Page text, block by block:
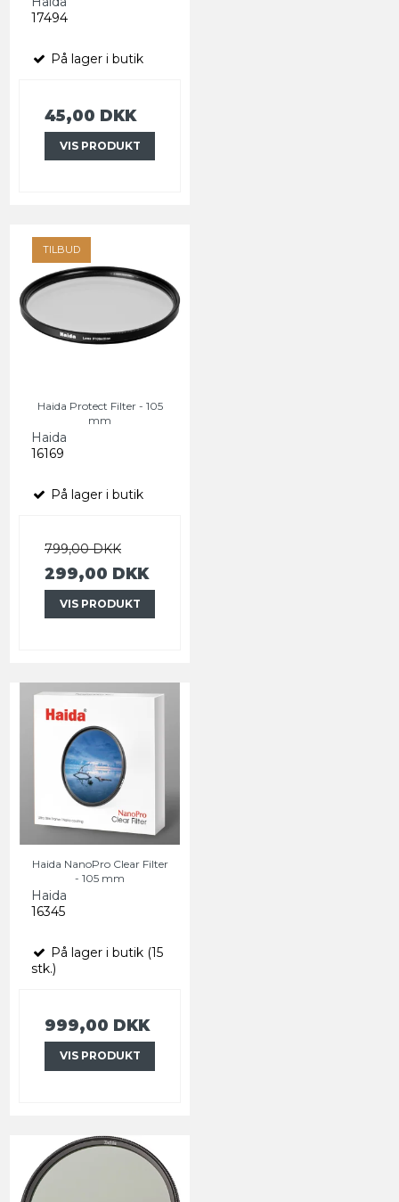
17494
På lager i butik
45,00 DKK
VIS PRODUKT
TILBUD
Haida Protect Filter - 105
mm
Haida
16169
På lager i butik
799,00 DKK
299,00 DKK
VIS PRODUKT
Haida NanoPro Clear Filter
- 105 mm
Haida
16345
På lager i butik (15
stk.)
999,00 DKK
VIS PRODUKT